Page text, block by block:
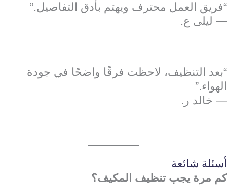
“فريق العمل محترف ويهتم بأدق التفاصيل.”
— ليلى ع.
“بعد التنظيف، لاحظت فرقًا واضحًا في جودة
الهواء.”
— خالد ر.
أسئلة شائعة
كم مرة يجب تنظيف المكيف؟